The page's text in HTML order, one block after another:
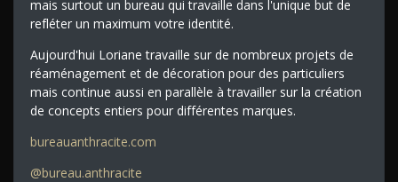
mais surtout un bureau qui travaille dans l'unique but de
refléter un maximum votre identité.
Aujourd'hui Loriane travaille sur de nombreux projets de
réaménagement et de décoration pour des particuliers
mais continue aussi en parallèle à travailler sur la création
de concepts entiers pour différentes marques.
bureauanthracite.com
@bureau.anthracite